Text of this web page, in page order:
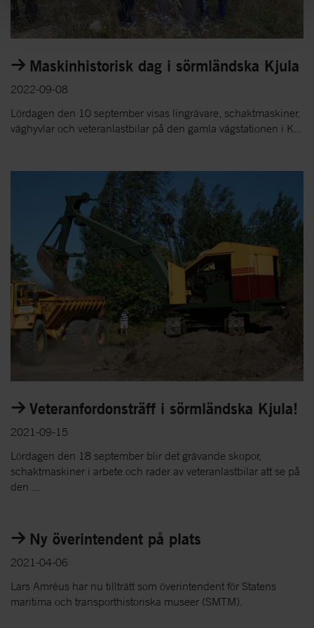
Maskinhistorisk dag i sörmländska Kjula
2022-09-08
Lördagen den 10 september visas lingrävare, schaktmaskiner,
väghyvlar och veteranlastbilar på den gamla vägstationen i K...
Veteranfordonsträff i sörmländska Kjula!
2021-09-15
Lördagen den 18 september blir det grävande skopor,
schaktmaskiner i arbete och rader av veteranlastbilar att se på
den ...
Ny överintendent på plats
2021-04-06
Lars Amréus har nu tillträtt som överintendent för Statens
maritima och transporthistoriska museer (SMTM).